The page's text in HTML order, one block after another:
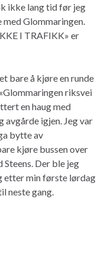
ikke lang tid før jeg
Glommaringen.
I TRAFIKK» er
bare å kjøre en runde
riksvei
en haug med
avgårde igjen. Jeg var
bytte av
kjøre bussen over
Der ble jeg
etter min første lørdag
neste gang.